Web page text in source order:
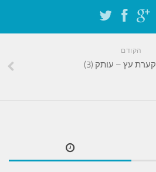
הקודם
עץ – עותק (3)